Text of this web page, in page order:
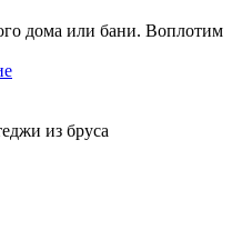
дома или бани. Воплотим
из бруса